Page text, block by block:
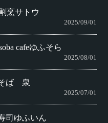
烹サトウ
2025/09/01
cafeゆふそら
2025/08/01
ば 泉
2025/07/01
司ゆふいん